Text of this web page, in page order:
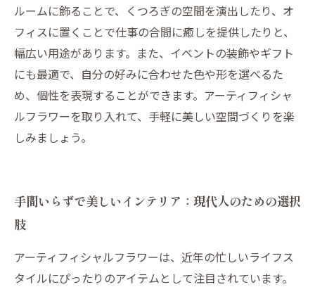
ルームに飾ることで、くつろぎの空間を演出したり、オ
フィスに置くことで仕事の合間に癒しを提供したりと、
幅広い用途があります。また、イベントの装飾やギフト
にも最適で、自分の好みに合わせた色や形を選べるた
め、個性を表現することができます。アーティフィシャ
ルフラワーを取り入れて、手軽に美しい空間づくりを楽
しみましょう。
手間いらずで美しいインテリア：現代人のための選択
肢
アーティフィシャルフラワーは、近年の忙しいライフス
タイルにぴったりのアイテムとして注目されています。